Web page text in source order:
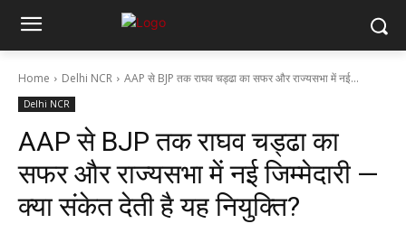
Home Delhi NCR AAP से BJP तक राघव चड्ढा का सफर और राज्यसभा में नई...
Delhi NCR
AAP से BJP तक राघव चड्ढा का
सफर और राज्यसभा में नई जिम्मेदारी —
क्या संकेत देती है यह नियुक्ति?